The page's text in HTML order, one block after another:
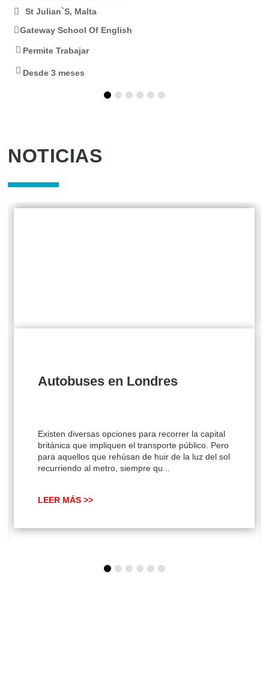
St Julian`s, Malta
Gateway School Of English
Permite Trabajar
Desde 3 meses
NOTICIAS
Autobuses en Londres
Existen diversas opciones para recorrer la capital
británica que impliquen el transporte público. Pero
para aquellos que rehúsan de huir de la luz del sol
recurriendo al metro, siempre qu...
LEER MÁS >>